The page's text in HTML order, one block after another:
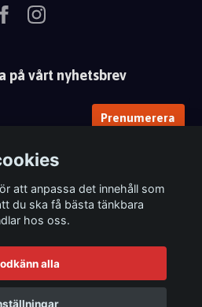
på vårt nyhetsbrev
Prenumerera
att anpassa det innehåll som
du ska få bästa tänkbara
hos oss.
alla